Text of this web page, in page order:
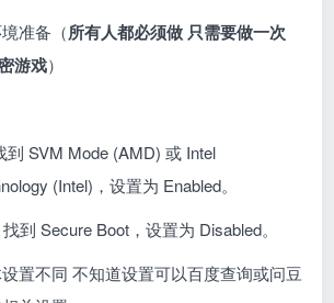
准备（所有人都必须做 只需要做一次
游戏）
到 SVM Mode (AMD) 或 Intel
(Intel)，设置为 Enabled。
到 Secure Boot，设置为 Disabled。
置不同 不知道设置可以百度查询或问豆